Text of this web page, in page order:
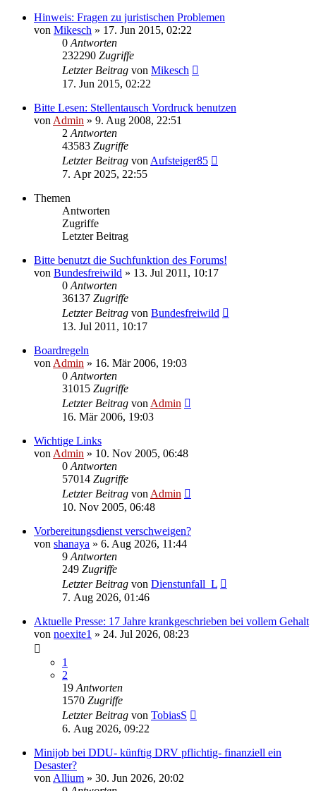
Hinweis: Fragen zu juristischen Problemen
von Mikesch » 17. Jun 2015, 02:22
0 Antworten
232290 Zugriffe
Letzter Beitrag von Mikesch
17. Jun 2015, 02:22
Bitte Lesen: Stellentausch Vordruck benutzen
von Admin » 9. Aug 2008, 22:51
2 Antworten
43583 Zugriffe
Letzter Beitrag von Aufsteiger85
7. Apr 2025, 22:55
Themen
Antworten
Zugriffe
Letzter Beitrag
Bitte benutzt die Suchfunktion des Forums!
von Bundesfreiwild » 13. Jul 2011, 10:17
0 Antworten
36137 Zugriffe
Letzter Beitrag von Bundesfreiwild
13. Jul 2011, 10:17
Boardregeln
von Admin » 16. Mär 2006, 19:03
0 Antworten
31015 Zugriffe
Letzter Beitrag von Admin
16. Mär 2006, 19:03
Wichtige Links
von Admin » 10. Nov 2005, 06:48
0 Antworten
57014 Zugriffe
Letzter Beitrag von Admin
10. Nov 2005, 06:48
Vorbereitungsdienst verschweigen?
von shanaya » 6. Aug 2026, 11:44
9 Antworten
249 Zugriffe
Letzter Beitrag von Dienstunfall_L
7. Aug 2026, 01:46
Aktuelle Presse: 17 Jahre krankgeschrieben bei vollem Gehalt
von noexite1 » 24. Jul 2026, 08:23
1
2
19 Antworten
1570 Zugriffe
Letzter Beitrag von TobiasS
6. Aug 2026, 09:22
Minijob bei DDU- künftig DRV pflichtig- finanziell ein
Desaster?
von Allium » 30. Jun 2026, 20:02